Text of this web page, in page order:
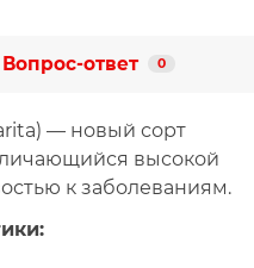
Вопрос-ответ 0
— новый сорт
высокой
к заболеваниям.